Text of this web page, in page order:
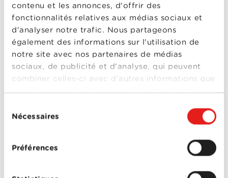
contenu et les annonces, d'offrir des
fonctionnalités relatives aux médias sociaux et
d'analyser notre trafic. Nous partageons
également des informations sur l'utilisation de
notre site avec nos partenaires de médias
sociaux, de publicité et d'analyse, qui peuvent
combiner celles-ci avec d'autres informations que
duNécessaires
Préférences
L'objectif principal de la double authentification est
mot de passe, il lui sera impossible d'accéder à votre
compte sans le deuxième facteur d'authentification.